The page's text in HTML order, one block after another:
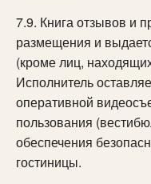
7.9. Книга отзывов и
размещения и
(кроме лиц,
Исполнитель
оперативной
пользования
обеспечения
гостиницы.